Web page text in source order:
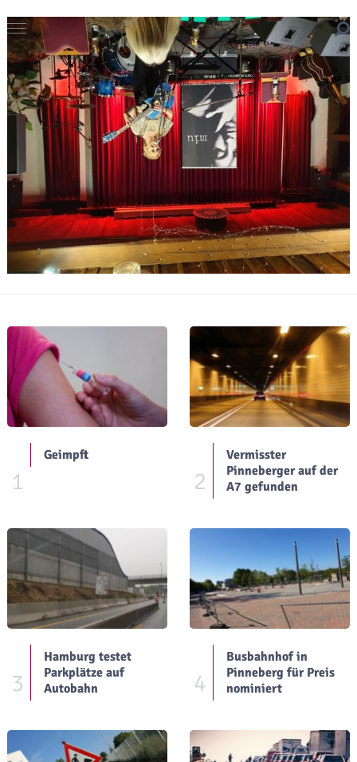
1
Geimpft
2
Vermisster
Pinneberger auf der
A7 gefunden
3
Hamburg testet
Parkplätze auf
Autobahn
4
Busbahnhof in
Pinneberg für Preis
nominiert